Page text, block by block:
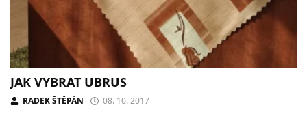
JAK VYBRAT UBRUS
RADEK ŠTĚPÁN 08. 10. 2017